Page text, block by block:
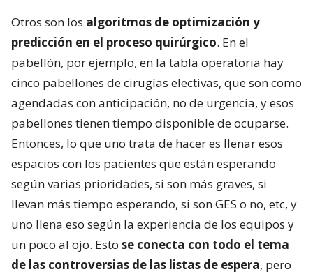
Otros son los algoritmos de optimización y
predicción en el proceso quirúrgico. En el
pabellón, por ejemplo, en la tabla operatoria hay
cinco pabellones de cirugías electivas, que son como
agendadas con anticipación, no de urgencia, y esos
pabellones tienen tiempo disponible de ocuparse.
Entonces, lo que uno trata de hacer es llenar esos
espacios con los pacientes que están esperando
según varias prioridades, si son más graves, si
llevan más tiempo esperando, si son GES o no, etc, y
uno llena eso según la experiencia de los equipos y
un poco al ojo. Esto se conecta con todo el tema
de las controversias de las listas de espera, pero